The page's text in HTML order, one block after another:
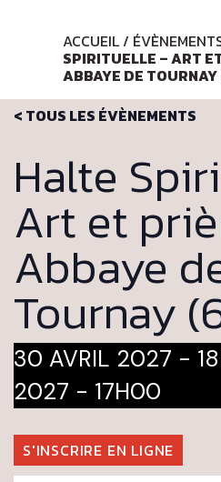
ACCUEIL/
SPIRITUELLE – ART
ABBAYE DE
< TOUS LES ÉVÈNEMENTS
Halte
Art et
Abbaye
Tournay
30 AVRIL 2027 -
2027 - 17H00
S'INSCRIRE EN LIGNE